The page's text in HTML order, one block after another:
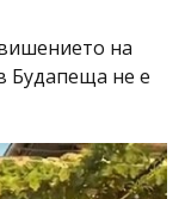
на
Будапеща не е